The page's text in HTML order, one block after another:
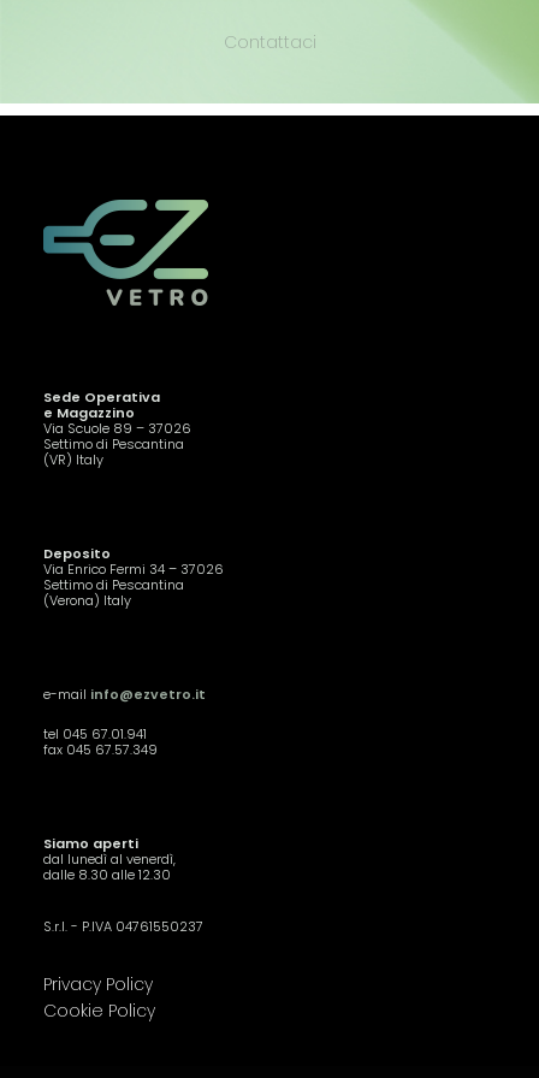
Contattaci
Sede Operativa
e Magazzino
Via Scuole 89 – 37026
Settimo di Pescantina
(VR) Italy
Deposito
Via Enrico Fermi 34 – 37026
Settimo di Pescantina
(Verona) Italy
e-mail info@ezvetro.it
tel 045 67.01.941
fax 045 67.57.349
Siamo aperti
dal lunedì al venerdì,
dalle 8.30 alle 12.30
S.r.l. - P.IVA 04761550237
Privacy Policy
Cookie Policy